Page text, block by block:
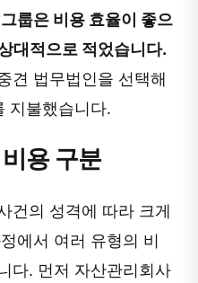
룹은 비용 효율이 좋으
대적으로 적었습니다.
견 법무법인을 선택해
지불했습니다.
용 구분
건의 성격에 따라 크게
에서 여러 유형의 비
다. 먼저 자산관리회사